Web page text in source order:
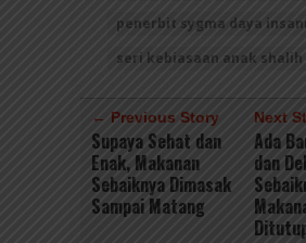
penerbit sygma daya insani
seri kebiasaan anak shalih
← Previous Story
Supaya Sehat dan
Enak, Makanan
Sebaiknya Dimasak
Sampai Matang
Next
Ada
dan